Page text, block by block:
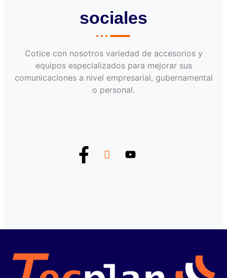
sociales
Cotice con nosotros variedad de accesorios y
equipos especializados para mejorar sus
comunicaciones a nivel empresarial, gubernamental
o personal.